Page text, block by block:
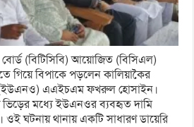
(বিটিসিবি) আয়োজিত (বিসিএল)
গিয়ে বিপাকে পড়লেন কালিয়াকৈর
(ইউএনও) এএইচএম ফখরুল হোসাইন।
ভিড়ের মধ্যে ইউএনওর ব্যবহৃত দামি
ঘটনায় থানায় একটি সাধারণ ডায়েরি